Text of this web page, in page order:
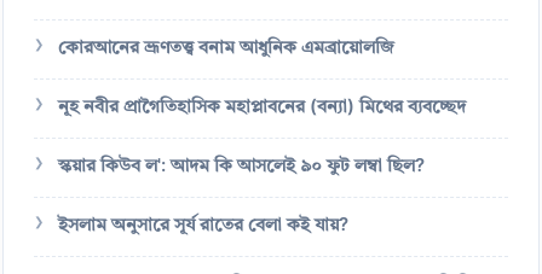
কোরআনের ভ্রূণতত্ত্ব বনাম আধুনিক এমব্রায়োলজি
নূহ নবীর প্রাগৈতিহাসিক মহাপ্লাবনের (বন্যা) মিথের ব্যবচ্ছেদ
স্কয়ার কিউব ল': আদম কি আসলেই ৯০ ফুট লম্বা ছিল?
ইসলাম অনুসারে সূর্য রাতের বেলা কই যায়?